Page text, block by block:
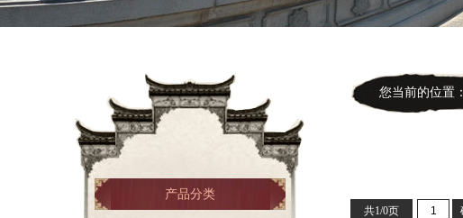
产品分类
您当前的位置：
共1/0页